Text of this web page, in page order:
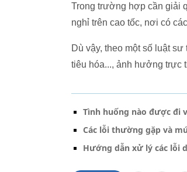
Trong trường hợp cần giải
nghỉ trên cao tốc, nơi có
Dù vậy, theo một số luật
tiêu hóa..., ảnh hưởng trực
Tình huống nào được đi
Các lỗi thường gặp và
Hướng dẫn xử lý các lỗi